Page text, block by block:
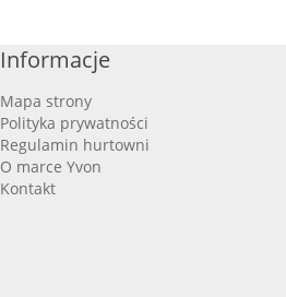
Informacje
Mapa strony
Polityka prywatności
Regulamin hurtowni
O marce Yvon
Kontakt